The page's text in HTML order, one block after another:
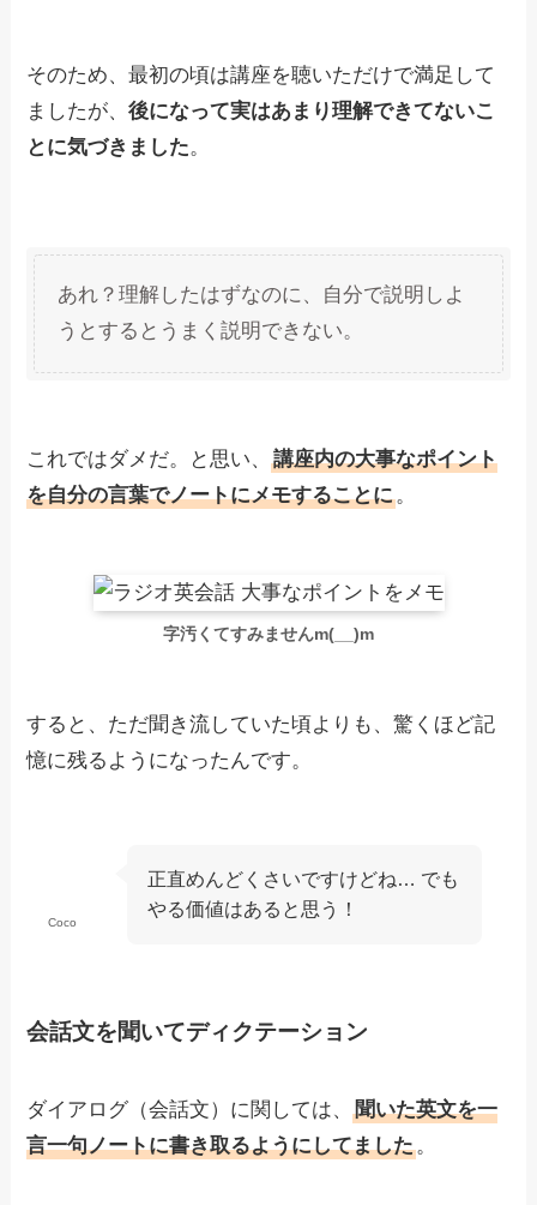
そのため、最初の頃は講座を聴いただけで満足して
ましたが、後になって実はあまり理解できてないこ
とに気づきました。
あれ？理解したはずなのに、自分で説明しよ
うとするとうまく説明できない。
これではダメだ。と思い、講座内の大事なポイント
を自分の言葉でノートにメモすることに。
字汚くてすみませんm(__)m
すると、ただ聞き流していた頃よりも、驚くほど記
憶に残るようになったんです。
Coco
正直めんどくさいですけどね… でも
やる価値はあると思う！
会話文を聞いてディクテーション
ダイアログ（会話文）に関しては、聞いた英文を一
言一句ノートに書き取るようにしてました。